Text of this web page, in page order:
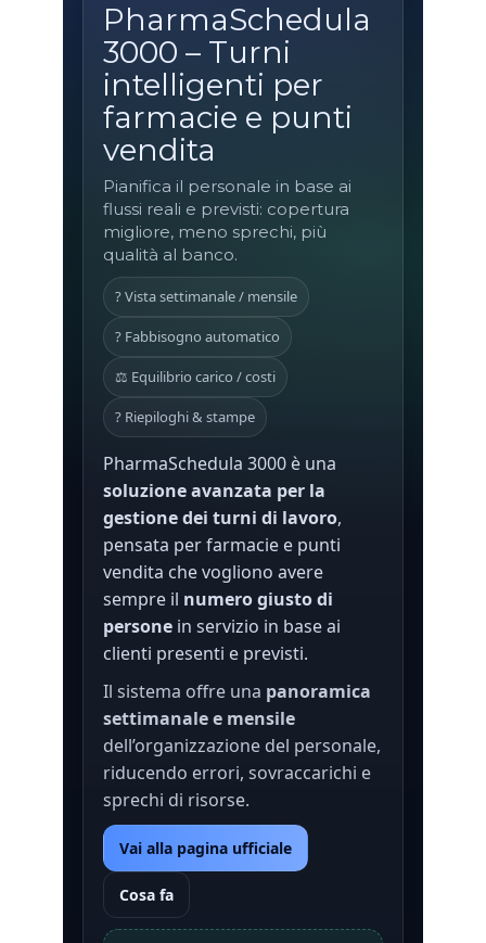
PharmaSchedula
3000 – Turni
intelligenti per
farmacie e punti
vendita
Pianifica il personale in base ai
flussi reali e previsti: copertura
migliore, meno sprechi, più
qualità al banco.
?️ Vista settimanale / mensile
? Fabbisogno automatico
⚖️ Equilibrio carico / costi
? Riepiloghi & stampe
PharmaSchedula 3000 è una
soluzione avanzata per la
gestione dei turni di lavoro,
pensata per farmacie e punti
vendita che vogliono avere
sempre il numero giusto di
persone in servizio in base ai
clienti presenti e previsti.
Il sistema offre una panoramica
settimanale e mensile
dell’organizzazione del personale,
riducendo errori, sovraccarichi e
sprechi di risorse.
Vai alla pagina ufficiale
Cosa fa